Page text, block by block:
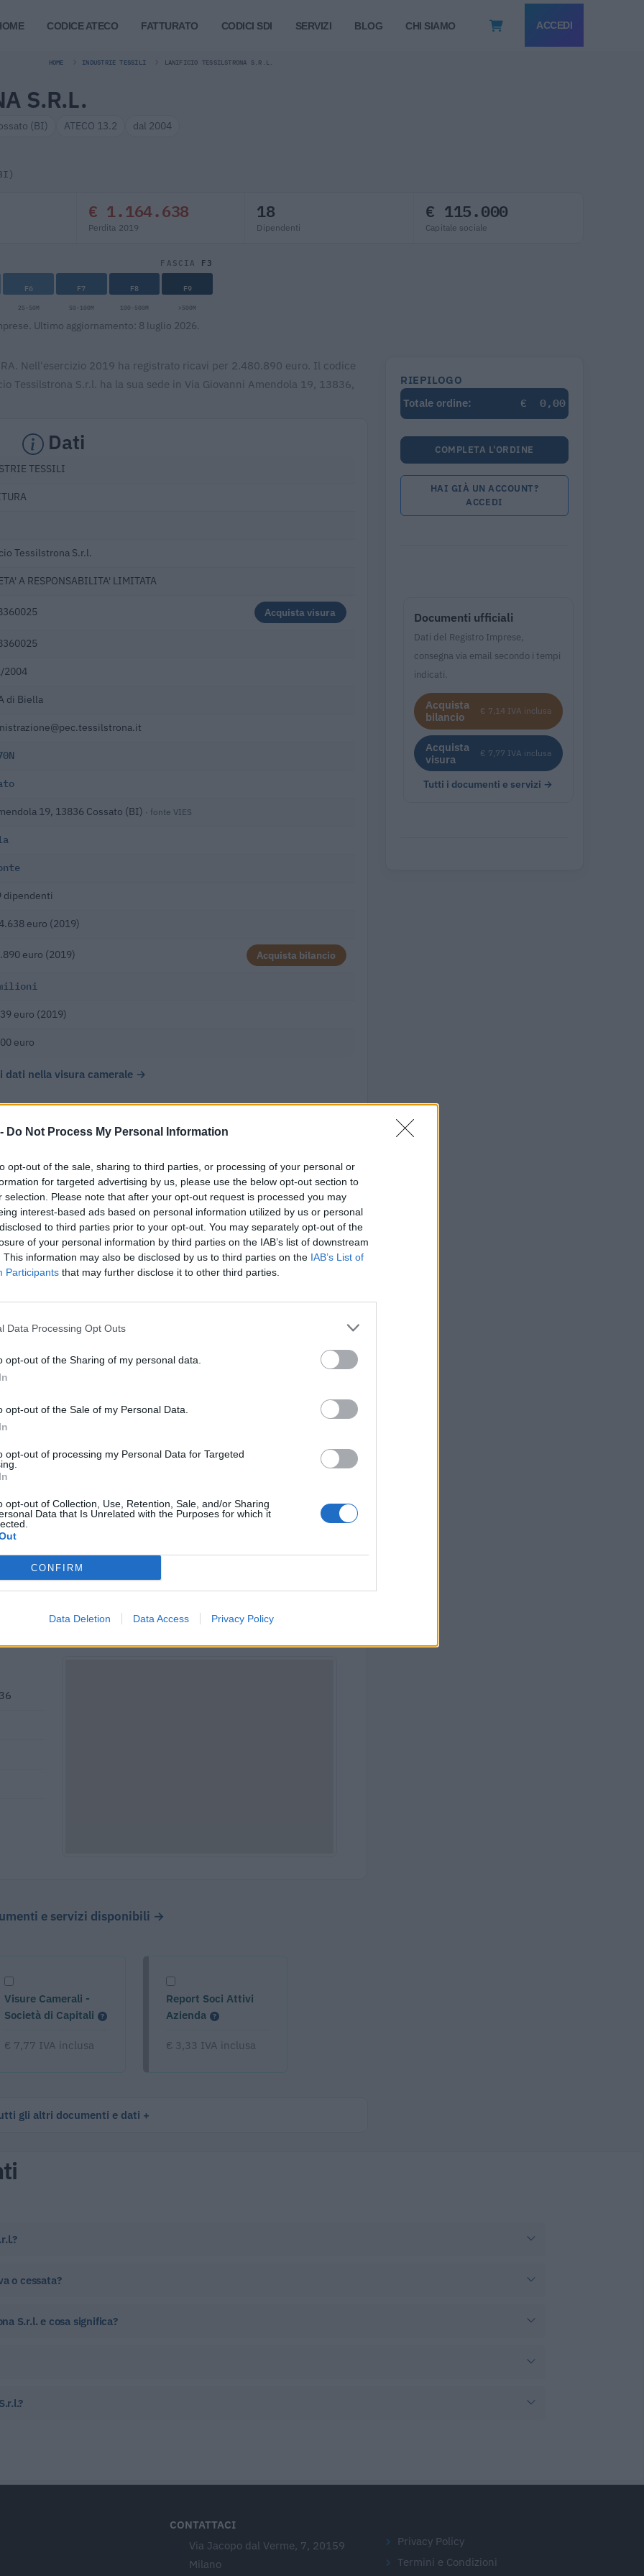
Do Not Process My Personal Information
opt-out of the sale, sharing to third parties, or processing of your personal or
for targeted advertising by us, please use the below opt-out section to
selection. Please note that after your opt-out request is processed you may
interest-based ads based on personal information utilized by us or personal
to third parties prior to your opt-out. You may separately opt-out of the
of your personal information by third parties on the IAB’s list of downstream
This information may also be disclosed by us to third parties on the IAB’s List of
Participants that may further disclose it to other third parties.
Data Processing Opt Outs
opt-out of the Sharing of my personal data.
opt-out of the Sale of my Personal Data.
opt-out of processing my Personal Data for Targeted
opt-out of Collection, Use, Retention, Sale, and/or Sharing
Data that Is Unrelated with the Purposes for which it
CONFIRM
Data Deletion Data Access Privacy Policy
CODICE ATECO FATTURATO CODICI SDI SERVIZI BLOG CHI SIAMO ACCEDI
HOME INDUSTRIE TESSILI LANIFICIO TESSILSTRONA S.R.L.
S.R.L.
(BI) ATECO 13.2 dal 2004
€ 1.164.638
Perdita 2019
18
Dipendenti
€ 115.000
Capitale sociale
FASCIA F3
F6 F7 F8 F9
25-50M 50-100M 100-500M >500M
Ultimo aggiornamento: 8 luglio 2026.
Nell'esercizio 2019 ha registrato ricavi per 2.480.890 euro. Il codice
Tessilstrona S.r.l. ha la sua sede in Via Giovanni Amendola 19, 13836,
Dati
TESSILI
Tessilstrona S.r.l.
A RESPONSABILITA' LIMITATA
Acquista visura
2004
di Biella
19, 13836 Cossato (BI) · fonte VIES
dipendenti
euro (2019)
euro (2019) Acquista bilancio
euro (2019)
euro
dati nella visura camerale →
S.r.l. ha registrato un fatturato di € 2.480.890, in calo
con una perdita di € 1.164.638.
UTILE/PERDITA DIPENDENTI CAPITALE
€ -1.164.638 18
—
Fatturato per dipendente
divisione ATECO e provincia.
e servizi disponibili →
Visure Camerali -
Società di Capitali
€ 7,77 IVA inclusa
Report Soci Attivi
Azienda
€ 3,33 IVA inclusa
gli altri documenti e dati
RIEPILOGO
Totale ordine:
€ 0,00
COMPLETA L'ORDINE
HAI GIÀ UN ACCOUNT?
ACCEDI
Documenti ufficiali
Dati del Registro Imprese,
consegna via email secondo i tempi
indicati.
Acquista
bilancio
€ 7,14 IVA inclusa
Acquista
visura
€ 7,77 IVA inclusa
Tutti i documenti e servizi →
o cessata?
S.r.l. e cosa significa?
CONTATTACI
Via Jacopo dal Verme, 7, 20159
Milano
Privacy Policy
Termini e Condizioni